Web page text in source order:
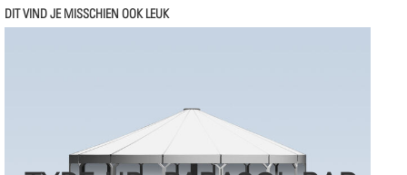
DIT VIND JE MISSCHIEN OOK LEUK